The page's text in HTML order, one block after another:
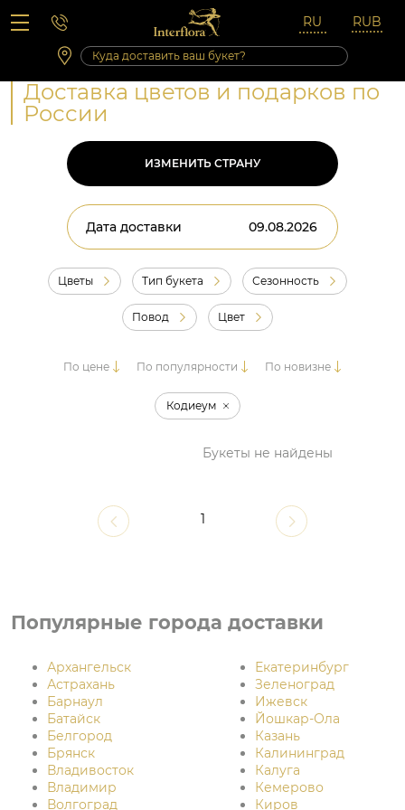
Вопросы-ответы
Сб 10:00 ‐ 14:00
Выходные и праздничные дни
Доставка цветов и подарков по
России
ИЗМЕНИТЬ СТРАНУ
Дата доставки
Цветы Тип букета Сезонность
Повод Цвет
По цене По популярности По новизне
Кодиеум
Букеты не найдены
1
Популярные города доставки
Архангельск
Астрахань
Барнаул
Батайск
Белгород
Брянск
Владивосток
Владимир
Волгоград
Екатеринбург
Зеленоград
Ижевск
Йошкар-Ола
Казань
Калининград
Калуга
Кемерово
Киров